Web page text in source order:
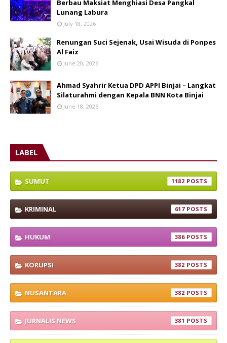
Berbau Maksiat Menghiasi Desa Pangkal
Lunang Labura
July 18, 2026
Renungan Suci Sejenak, Usai Wisuda di Ponpes
Al Faiz
June 20, 2026
Ahmad Syahrir Ketua DPD APPI Binjai – Langkat
Silaturahmi dengan Kepala BNN Kota Binjai
June 18, 2026
LABEL
SUMUT 1182
KRIMINAL 617
HUKUM 386
KORUPSI 382
NUSANTARA 382
JURNALIS NEWS 381